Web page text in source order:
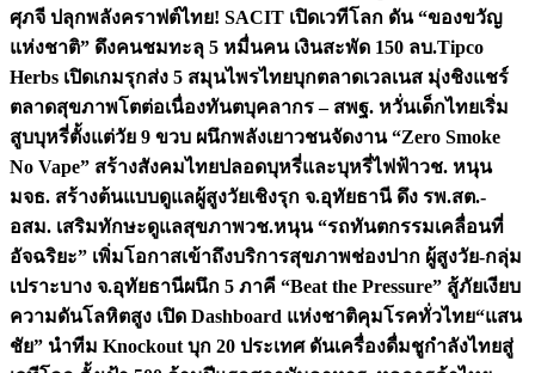
ศุภจี ปลุกพลังคราฟต์ไทย! SACIT เปิดเวทีโลก ดัน “ของขวัญ
แห่งชาติ” ดึงคนชมทะลุ 5 หมื่นคน เงินสะพัด 150 ลบ.Tipco
Herbs เปิดเกมรุกส่ง 5 สมุนไพรไทยบุกตลาดเวลเนส มุ่งชิงแชร์
ตลาดสุขภาพโตต่อเนื่องทันตบุคลากร – สพฐ. หวั่นเด็กไทยเริ่ม
สูบบุหรี่ตั้งแต่วัย 9 ขวบ ผนึกพลังเยาวชนจัดงาน “Zero Smoke
No Vape” สร้างสังคมไทยปลอดบุหรี่และบุหรี่ไฟฟ้าวช. หนุน
มจธ. สร้างต้นแบบดูแลผู้สูงวัยเชิงรุก จ.อุทัยธานี ดึง รพ.สต.-
อสม. เสริมทักษะดูแลสุขภาพวช.หนุน “รถทันตกรรมเคลื่อนที่
อัจฉริยะ” เพิ่มโอกาสเข้าถึงบริการสุขภาพช่องปาก ผู้สูงวัย-กลุ่ม
เปราะบาง จ.อุทัยธานีผนึก 5 ภาคี “Beat the Pressure” สู้ภัยเงียบ
ความดันโลหิตสูง เปิด Dashboard แห่งชาติคุมโรคทั่วไทย“แสน
ชัย” นำทีม Knockout บุก 20 ประเทศ ดันเครื่องดื่มชูกำลังไทยสู่